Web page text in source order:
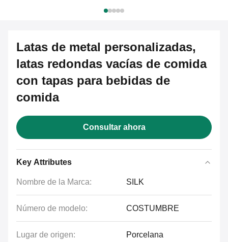
Latas de metal personalizadas,
latas redondas vacías de comida
con tapas para bebidas de
comida
Consultar ahora
Key Attributes
Nombre de la Marca: SILK
Número de modelo: COSTUMBRE
Lugar de origen: Porcelana